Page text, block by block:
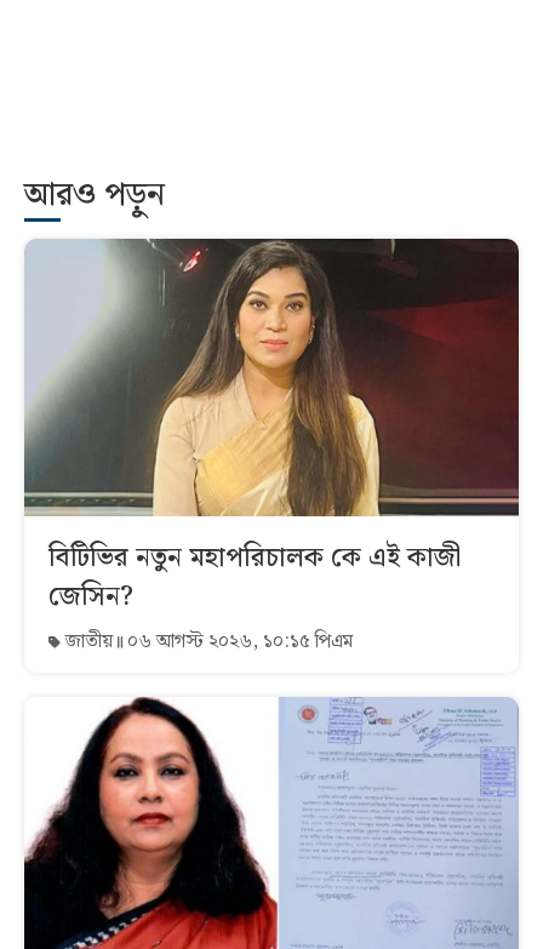
আরও পড়ুন
বিটিভির নতুন মহাপরিচালক কে এই কাজী
জেসিন?
জাতীয় ০৬ আগস্ট ২০২৬, ১০:১৫ পিএম